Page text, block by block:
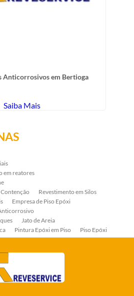
Anticorrosivos em Bertioga
Saiba Mais
em reatores
Revestimento em Silos
Empresa de Piso Epóxi
Jato de Areia
Pintura Epóxi em Piso
Piso Epóxi
Revestimento E-coat em Serpentinas
em Tanques
em Trocadores de Calor
Revestimentos Fenólicos